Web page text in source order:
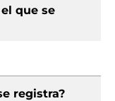
que se
registra?